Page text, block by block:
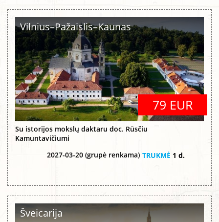
Vilnius–Pažaislis–Kaunas
79 EUR
Su istorijos mokslų daktaru doc. Rūsčiu
Kamuntavičiumi
2027-03-20 (grupė renkama) TRUKMĖ 1 d.
Šveicarija